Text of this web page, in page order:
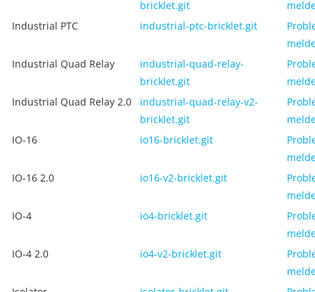
bricklet.git
Industrial PTC
industrial-ptc-bricklet.git
Industrial Quad Relay
industrial-quad-relay-
bricklet.git
Industrial Quad Relay 2.0
industrial-quad-relay-v2-
bricklet.git
IO-16
io16-bricklet.git
IO-16 2.0
io16-v2-bricklet.git
IO-4
io4-bricklet.git
IO-4 2.0
io4-v2-bricklet.git